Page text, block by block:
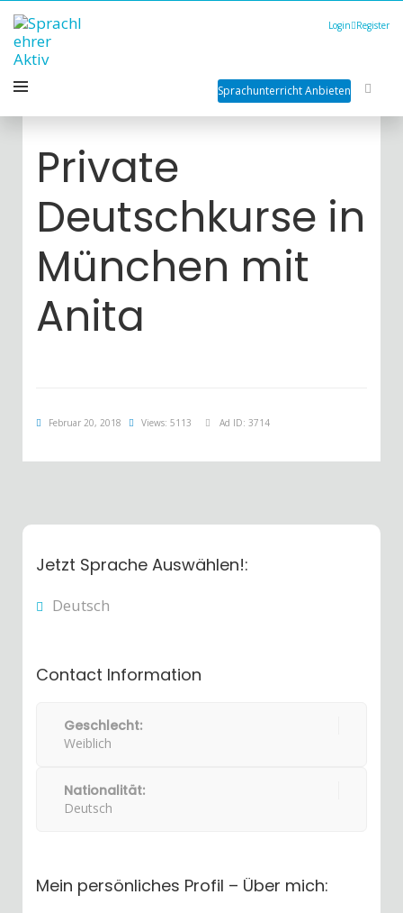
Login Register
Sprachunterricht Anbieten
Private
Deutschkurse in
München mit
Anita
Februar 20, 2018 Views: 5113 Ad ID: 3714
Jetzt Sprache Auswählen!:
Deutsch
Contact Information
Geschlecht:
Weiblich
Nationalität:
Deutsch
Mein persönliches Profil – Über mich: